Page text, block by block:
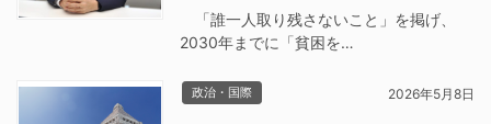
「誰一人取り残さないこと」を掲げ、
2030年までに「貧困を…
政治・国際 2026年5月8日